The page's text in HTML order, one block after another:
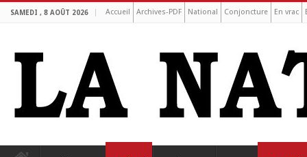
SAMEDI , 8 AOÛT 2026 Accueil Archives-PDF National Conjoncture En vrac